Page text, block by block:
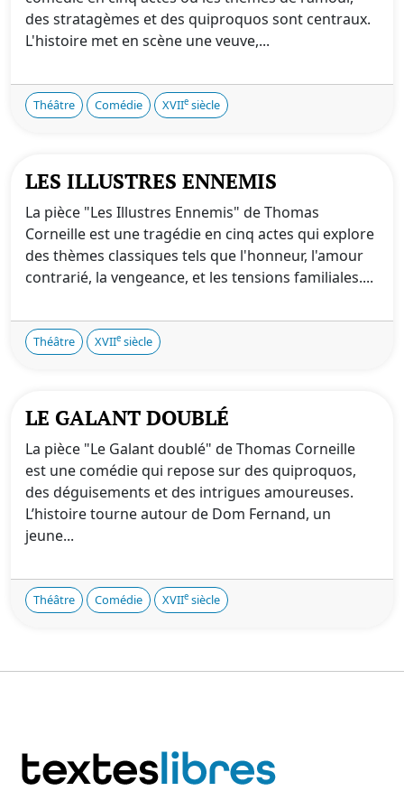
des stratagèmes et des quiproquos sont centraux.
L'histoire met en scène une veuve,...
Théâtre Comédie XVIIe siècle
LES ILLUSTRES ENNEMIS
La pièce "Les Illustres Ennemis" de Thomas
Corneille est une tragédie en cinq actes qui explore
des thèmes classiques tels que l'honneur, l'amour
contrarié, la vengeance, et les tensions familiales....
Théâtre XVIIe siècle
LE GALANT DOUBLÉ
La pièce "Le Galant doublé" de Thomas Corneille
est une comédie qui repose sur des quiproquos,
des déguisements et des intrigues amoureuses.
L’histoire tourne autour de Dom Fernand, un
jeune...
Théâtre Comédie XVIIe siècle